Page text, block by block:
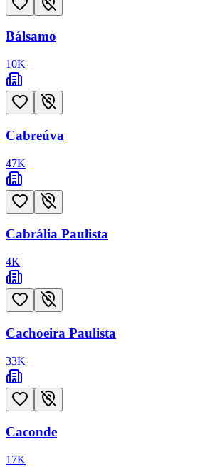
Bálsamo
10K
Cabreúva
47K
Cabrália Paulista
4K
Cachoeira Paulista
33K
Caconde
17K